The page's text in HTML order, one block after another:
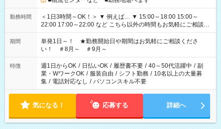
勤務時間
＜1日3時間～OK！＞ ▼ 例えば… ▼ 15:00～18:00 15:00～
22:00 17:00～22:00 など こちら以外の時間もお気軽にご相談く
ださい！
期間
単発1日～！ ★勤務開始日や期間はお気軽にご相談くださ
い！ ＃8月～ ＃9月～
特徴 週1日からOK / 日払いOK / 履歴書不要 / 40～50代活躍中 / 副
業・WワークOK / 服装自由 / シフト勤務 / 10名以上の大量募
集 / 電話対応なし / パソコンスキル不要
気になる！ 応募する 詳細へ